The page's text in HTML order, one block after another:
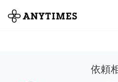
全て
依頼